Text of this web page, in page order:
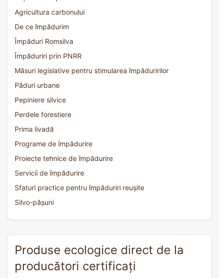
Agricultura carbonului
De ce împădurim
Împăduri Romsilva
Împăduriri prin PNRR
Măsuri legislative pentru stimularea împăduririlor
Păduri urbane
Pepiniere silvice
Perdele forestiere
Prima livadă
Programe de împădurire
Proiecte tehnice de împădurire
Servicii de împădurire
Sfaturi practice pentru împăduriri reușite
Silvo-pășuni
Produse ecologice direct de la
producători certificați